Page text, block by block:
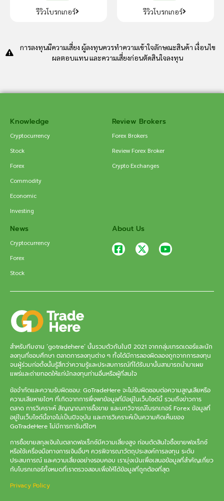
รีวิวโบรกเกอร์ รีวิวโบรกเกอร์
การลงทุนมีความเสี่ยง ผู้ลงทุนควรทำความเข้าใจลักษณะสินค้า เงื่อนไข
ผลตอบแทน และความเสี่ยงก่อนตัดสินใจลงทุน
Knowledge
Cryptocurrency
Stock
Forex
Commodity
Economic
Investing
Review Brokers
Forex Brokers
Review Forex Broker
Crypto Exchanges
News
Cryptocurrency
Forex
Stock
About Us
สำหรับทีมงาน ‘gotradehere’ นั้นรวมตัวกันในปี 2021 จากกลุ่มเทรดเดอร์และนัก
ลงทุนที่ชอบศึกษา ตลาดการลงทุนต่าง ๆ ทั้งได้มีการลองผิดลองถูกจากการลงทุน
จนผู้ร่วมก่อตั้งนั้นรู้สึกว่าความรู้และประสบการณ์ที่ได้รับมานั้นสามารถนำมาเผย
แพร่และถ่ายทอดให้แก่นักลงทุนท่านอื่นหรือผู้ที่สนใจ
ข้อจำกัดและความรับผิดชอบ: GoTradeHere จะไม่รับผิดชอบต่อความสูญเสียหรือ
ความเสียหายใดๆ ที่เกิดจากการพึ่งพาข้อมูลที่มีอยู่ในเว็บไซต์นี้ รวมถึงข่าวการ
ตลาด การวิเคราะห์ สัญญาณการซื้อขาย และบทวิจารณ์โบรกเกอร์ Forex ข้อมูลที่
อยู่ในเว็บไซต์นี้อาจไม่เป็นปัจจุบัน และการวิเคราะห์เป็นความคิดเห็นของ
GoTradeHere ไม่มีการการันตีใดๆ
การซื้อขายสกุลเงินในตลาดฟอเร็กซ์มีความเสี่ยงสูง ก่อนตัดสินใจซื้อขายฟอเร็กซ์
หรือใช้เครื่องมือทางการเงินอื่นๆ ควรพิจารณาวัตถุประสงค์การลงทุน ระดับ
ประสบการณ์ และความเสี่ยงอย่างรอบคอบ เรามุ่งเน้นเพื่อเสนอข้อมูลที่สำคัญเกี่ยว
กับโบรกเกอร์ทั้งหมดที่เราตรวจสอบเพื่อให้ได้ข้อมูลที่ถูกต้องที่สุด
Privacy Policy